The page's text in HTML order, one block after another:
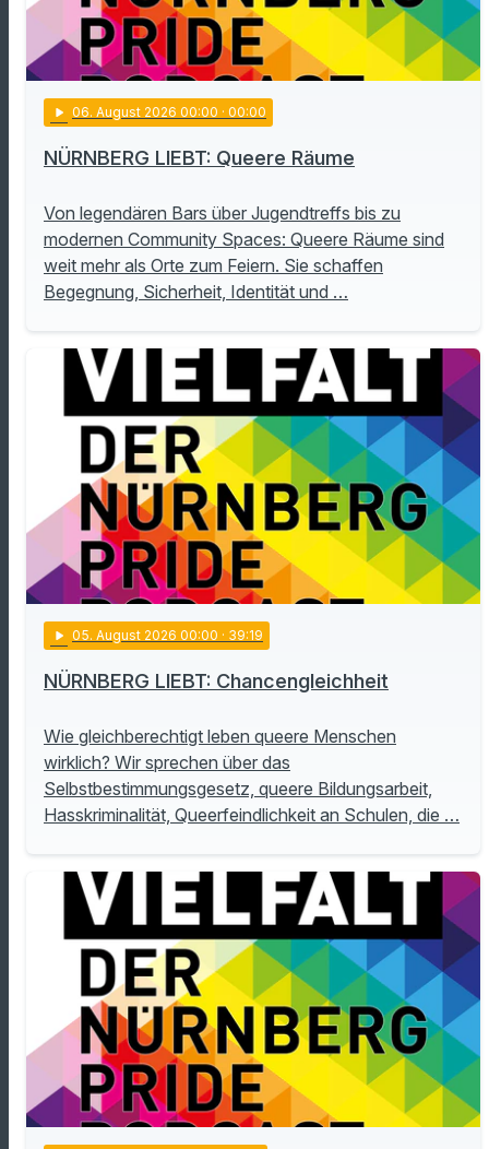
play_arrow 06. August 2026 00:00 · 00:00
NÜRNBERG LIEBT: Queere Räume
Von legendären Bars über Jugendtreffs bis zu
modernen Community Spaces: Queere Räume sind
weit mehr als Orte zum Feiern. Sie schaffen
Begegnung, Sicherheit, Identität und …
play_arrow 05. August 2026 00:00 · 39:19
NÜRNBERG LIEBT: Chancengleichheit
Wie gleichberechtigt leben queere Menschen
wirklich? Wir sprechen über das
Selbstbestimmungsgesetz, queere Bildungsarbeit,
Hasskriminalität, Queerfeindlichkeit an Schulen, die …